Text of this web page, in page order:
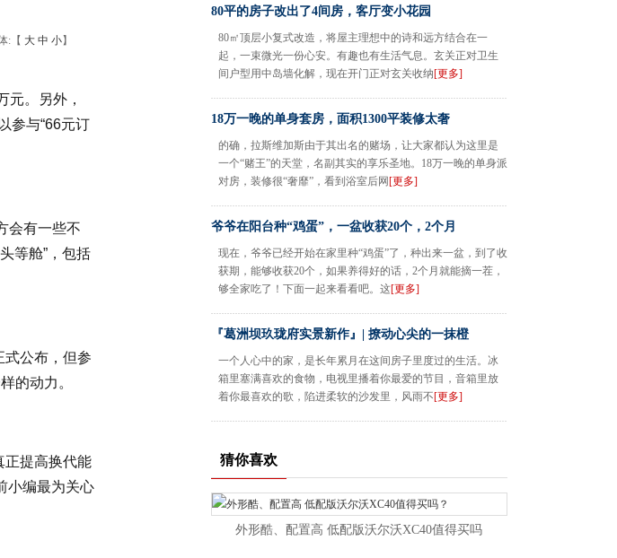
:【 大 中 小】
元。另外，
参与“66元订
会有一些不
等舱”，包括
公布，但参
的动力。
正提高换代能
小编最为关心
80平的房子改出了4间房，客厅变小花园
80㎡顶层小复式改造，将屋主理想中的诗和远方结合在一
起，一束微光一份心安。有趣也有生活气息。玄关正对卫生
间户型用中岛墙化解，现在开门正对玄关收纳[更多]
18万一晚的单身套房，面积1300平装修太奢
的确，拉斯维加斯由于其出名的赌场，让大家都认为这里是
一个“赌王”的天堂，名副其实的享乐圣地。18万一晚的单身派
对房，装修很“奢靡”，看到浴室后网 [更多]
爷爷在阳台种“鸡蛋”，一盆收获20个，2个月
现在，爷爷已经开始在家里种“鸡蛋”了，种出来一盆，到了收
获期，能够收获20个，如果养得好的话，2个月就能摘一茬，
够全家吃了！下面一起来看看吧。这[更多]
『葛洲坝玖珑府实景新作』| 撩动心尖的一抹橙
一个人心中的家，是长年累月在这间房子里度过的生活。冰
箱里塞满喜欢的食物，电视里播着你最爱的节目，音箱里放
着你最喜欢的歌，陷进柔软的沙发里，风雨不[更多]
猜你喜欢
外形酷、配置高 低配版沃尔沃XC40值得买吗